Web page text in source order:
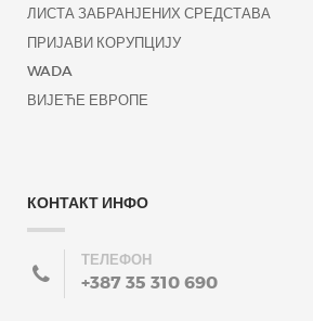
ЛИСТА ЗАБРАНЈЕНИХ СРЕДСТАВА
ПРИЈАВИ КОРУПЦИЈУ
WADA
ВИЈЕЋЕ ЕВРОПЕ
КОНТАКТ ИНФО
ТЕЛЕФОН
+387 35 310 690